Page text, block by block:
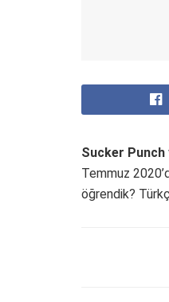
Sucker Punch
Temmuz
öğrendik?